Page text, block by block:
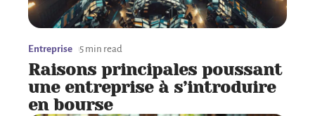
Entreprise 5 min read
Raisons principales poussant
une entreprise à s’introduire
en bourse